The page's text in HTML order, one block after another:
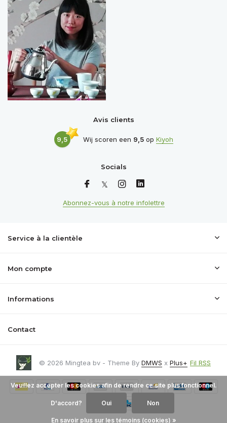
Avis clients
9,5 Wij scoren een 9,5op Kiyoh
Socials
Abonnez-vous à notre infolettre
Service à la clientèle
Mon compte
Informations
Contact
© 2026 Mingtea bv - Theme By DMWS x Plus+ Fil RSS
Veuillez accepter les cookies afin de rendre ce site plus fonctionnel.
D'accord? Oui Non
En savoir plus sur les témoins (cookies) »